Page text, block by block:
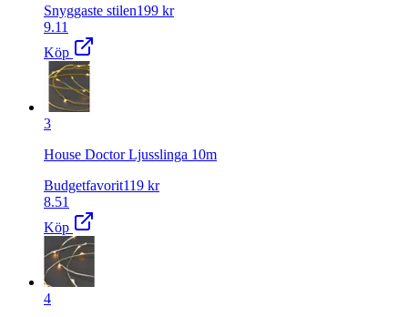
Snyggaste stilen199 kr
9.11
Köp
3
House Doctor Ljusslinga 10m
Budgetfavorit119 kr
8.51
Köp
4